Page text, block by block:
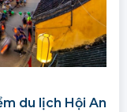
du lịch Hội An